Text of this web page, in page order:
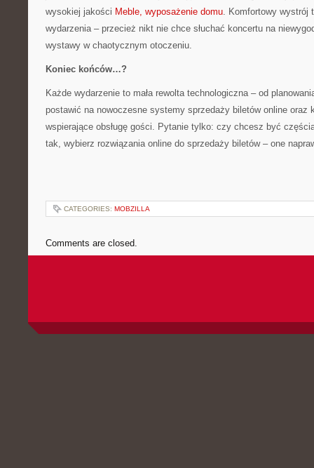
wysokiej jakości Meble, wyposażenie domu. Komfortowy wystrój
wydarzenia – przecież nikt nie chce słuchać koncertu na
wystawy w chaotycznym otoczeniu.
Koniec końców…?
Każde wydarzenie to mała rewolta technologiczna – od
postawić na nowoczesne systemy sprzedaży biletów online oraz
wspierające obsługę gości. Pytanie tylko: czy chcesz być
tak, wybierz rozwiązania online do sprzedaży biletów – one
CATEGORIES: MOBZILLA
Comments are closed.